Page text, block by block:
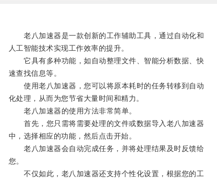
老八加速器是一款创新的工作辅助工具，通过自动化和
人工智能技术实现工作效率的提升。
它具有多种功能，如自动整理文件、智能分析数据、快
速查找信息等。
使用老八加速器，您可以将原本耗时的任务转移到自动
化处理，从而为您节省大量时间和精力。
老八加速器的使用方法非常简单。
首先，您只需将需要处理的文件或数据导入老八加速器
中，选择相应的功能，然后点击开始。
老八加速器会自动完成任务，并将处理结果及时反馈给
您。
不仅如此，老八加速器还支持个性化设置，根据您的工